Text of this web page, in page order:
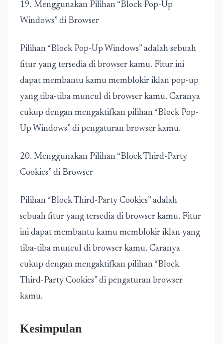
19. Menggunakan Pilihan “Block Pop-Up
Windows” di Browser
Pilihan “Block Pop-Up Windows” adalah sebuah
fitur yang tersedia di browser kamu. Fitur ini
dapat membantu kamu memblokir iklan pop-up
yang tiba-tiba muncul di browser kamu. Caranya
cukup dengan mengaktifkan pilihan “Block Pop-
Up Windows” di pengaturan browser kamu.
20. Menggunakan Pilihan “Block Third-Party
Cookies” di Browser
Pilihan “Block Third-Party Cookies” adalah
sebuah fitur yang tersedia di browser kamu. Fitur
ini dapat membantu kamu memblokir iklan yang
tiba-tiba muncul di browser kamu. Caranya
cukup dengan mengaktifkan pilihan “Block
Third-Party Cookies” di pengaturan browser
kamu.
Kesimpulan